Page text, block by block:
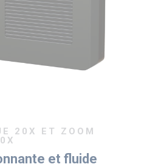
20X ET ZOOM
et fluide